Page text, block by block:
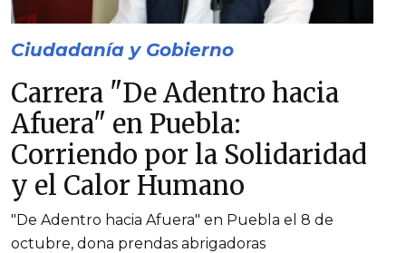
Ciudadanía y Gobierno
Carrera "De Adentro hacia
Afuera" en Puebla:
Corriendo por la Solidaridad
y el Calor Humano
"De Adentro hacia Afuera" en Puebla el 8 de
octubre, dona prendas abrigadoras